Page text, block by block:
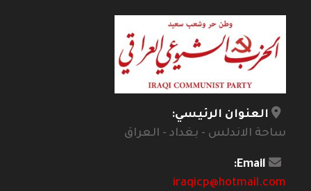
العنوان الرئيسي:
ساحة الاندلس - بغداد - العراق
Email:
iraqicp@hotmail.com